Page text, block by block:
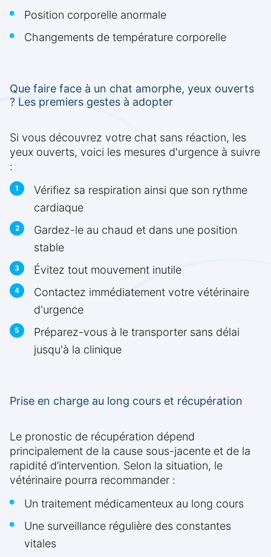
Position corporelle anormale
Changements de température corporelle
Que faire face à un chat amorphe, yeux ouverts
? Les premiers gestes à adopter
Si vous découvrez votre chat sans réaction, les
yeux ouverts, voici les mesures d'urgence à suivre
:
Vérifiez sa respiration ainsi que son rythme
cardiaque
Gardez-le au chaud et dans une position
stable
Évitez tout mouvement inutile
Contactez immédiatement votre vétérinaire
d'urgence
Préparez-vous à le transporter sans délai
jusqu'à la clinique
Prise en charge au long cours et récupération
Le pronostic de récupération dépend
principalement de la cause sous-jacente et de la
rapidité d’intervention. Selon la situation, le
vétérinaire pourra recommander :
Un traitement médicamenteux au long cours
Une surveillance régulière des constantes
vitales